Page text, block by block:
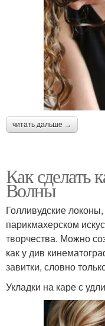
читать дальше →
Как сделать
Волны
Голливудские
парикмахерском
творчества. Можно
как у див
завитки, словно
Укладки на каре с